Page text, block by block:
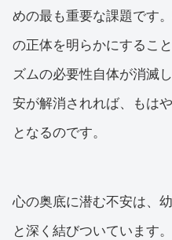
めの最も重要な課題です
の正体を明らかにするこ
ズムの必要性自体が消滅
安が解消されれば、もは
となるのです。
心の奥底に潜む不安は、
と深く結びついています